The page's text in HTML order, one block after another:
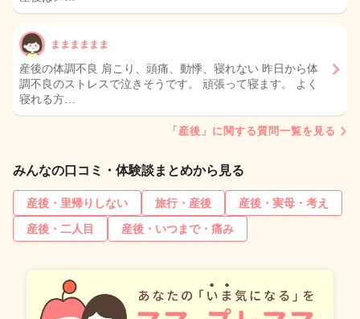
まままままま
産後の体調不良 肩こり、頭痛、動悸、寝れない 昨日から体
調不良のストレスで泣きそうです。 頑張って寝ます。 よく
寝れる方…
「産後」に関する質問一覧を見る
みんなの口コミ・体験談まとめから見る
産後・里帰りしない 旅行・産後
産後・実母・考え
産後・二人目
産後・いつまで・痛み